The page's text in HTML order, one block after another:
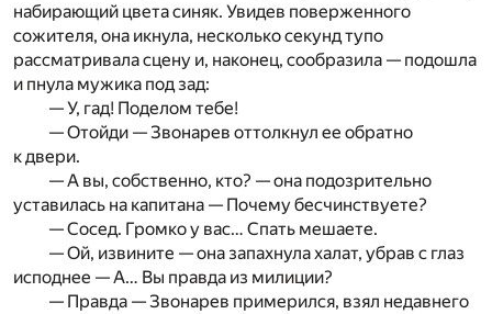
набирающий цвета синяк. Увидев поверженного
сожителя, она икнула, несколько секунд тупо
рассматривала сцену и, наконец, сообразила — подошла
и пнула мужика под зад:
— У, гад! Поделом тебе!
— Отойди — Звонарев оттолкнул ее обратно
к двери.
— А вы, собственно, кто? — она подозрительно
уставилась на капитана — Почему бесчинствуете?
— Сосед. Громко у вас… Спать мешаете.
— Ой, извините — она запахнула халат, убрав с глаз
исподнее — А… Вы правда из милиции?
— Правда — Звонарев примерился, взял недавнего